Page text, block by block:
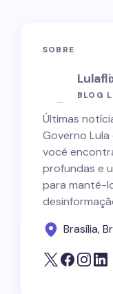
SOBRE
BLOG
Últimas
Governo
você
profundas e
para mantê-
Brasília,